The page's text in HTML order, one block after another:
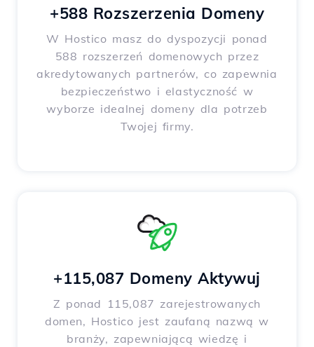
+588 Rozszerzenia Domeny
W Hostico masz do dyspozycji ponad
588 rozszerzeń domenowych przez
akredytowanych partnerów, co zapewnia
bezpieczeństwo i elastyczność w
wyborze idealnej domeny dla potrzeb
Twojej firmy.
+115,087 Domeny Aktywuj
Z ponad 115,087 zarejestrowanych
domen, Hostico jest zaufaną nazwą w
branży, zapewniającą wiedzę i